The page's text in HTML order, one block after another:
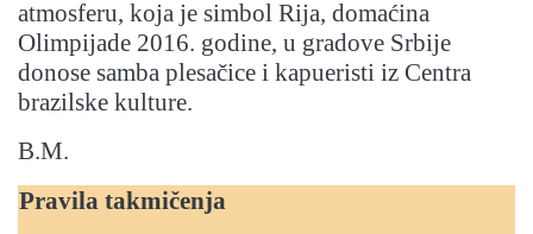
atmosferu, koja je simbol Rija, domaćina
Olimpijade 2016. godine, u gradove Srbije
donose samba plesačice i kapueristi iz Centra
brazilske kulture.
B.M.
Pravila takmičenja